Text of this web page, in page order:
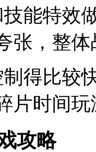
能特效
张，整
得比较
片时间
攻略